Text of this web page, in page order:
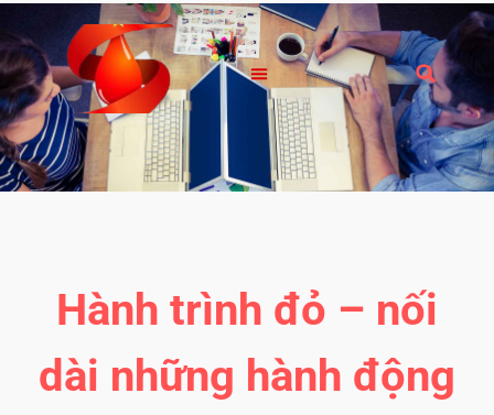
Hành trình đỏ – nối
dài những hành động